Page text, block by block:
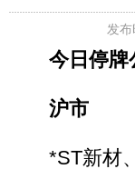
发
今日停牌
沪市
*ST新材、